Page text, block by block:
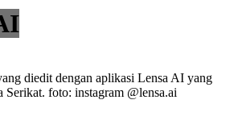
diedit dengan aplikasi Lensa AI yang
foto: instagram @lensa.ai